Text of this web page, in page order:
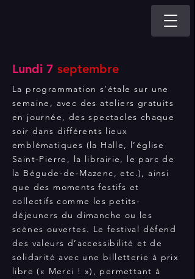
Lundi 7 septembre
La programmation s’étale sur une
semaine, avec des ateliers gratuits
en journée, des spectacles chaque
soir dans différents lieux
emblématiques (la Halle, l’église
Saint-Pierre, la librairie, le parc de
la Bégude-de-Mazenc, etc.), ainsi
que des moments festifs et
collectifs comme les petits-
déjeuners du dimanche ou les
scènes ouvertes. Le festival défend
des valeurs d’accessibilité et de
solidarité avec une billetterie à prix
libre (« Merci ! »), permettant à